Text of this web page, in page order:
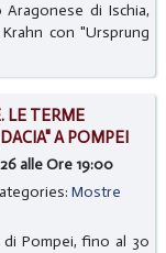
di Ischia,
con "Ursprung
LE TERME
A POMPEI
alle Ore 19:00
Mostre
Pompei, fino al 30